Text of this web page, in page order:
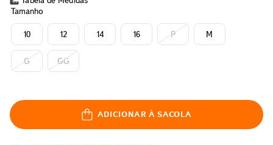
Tamanho
16 P
G
M
GG
14
12
10
ADICIONAR À SACOLA